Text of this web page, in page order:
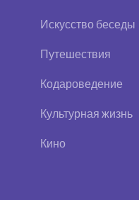
Искусство беседы
Путешествия
Кодароведение
Культурная жизнь
Кино